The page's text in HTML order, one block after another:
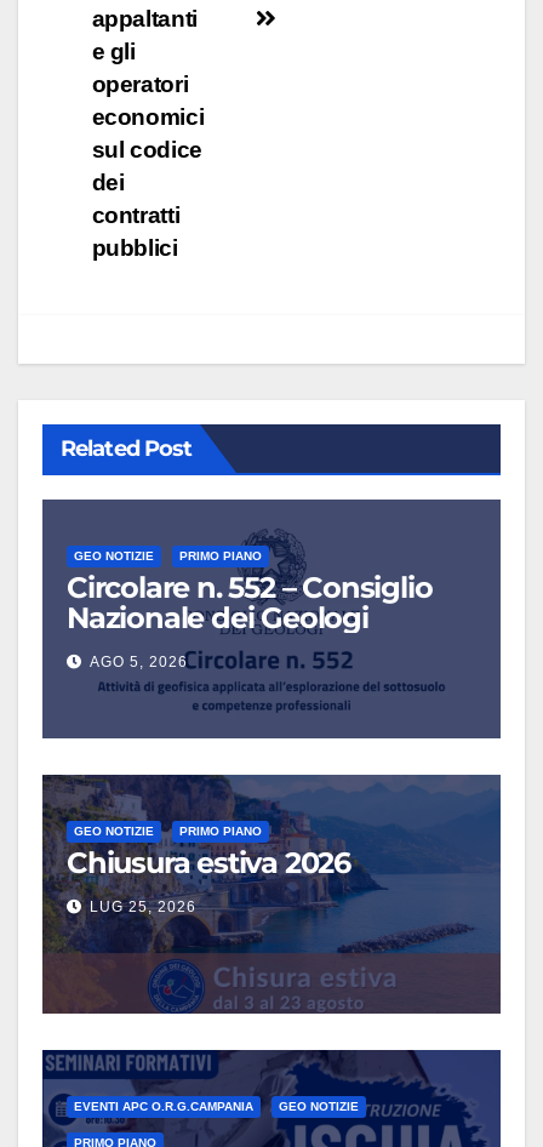
appaltanti
e gli
operatori
economici
sul codice
dei
contratti
pubblici
Related Post
GEO NOTIZIE PRIMO PIANO
Circolare n. 552 – Consiglio
Nazionale dei Geologi
AGO 5, 2026
GEO NOTIZIE PRIMO PIANO
Chiusura estiva 2026
LUG 25, 2026
EVENTI APC O.R.G.CAMPANIA GEO NOTIZIE
PRIMO PIANO